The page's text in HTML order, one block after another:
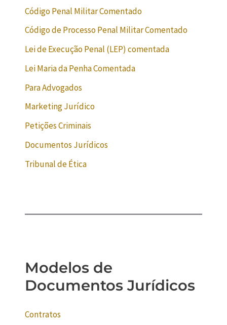
Código Penal Militar Comentado
Código de Processo Penal Militar Comentado
Lei de Execução Penal (LEP) comentada
Lei Maria da Penha Comentada
Para Advogados
Marketing Jurídico
Petições Criminais
Documentos Jurídicos
Tribunal de Ética
Modelos de
Documentos Jurídicos
Contratos